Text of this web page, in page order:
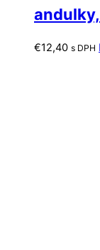
€12,40 s DPH